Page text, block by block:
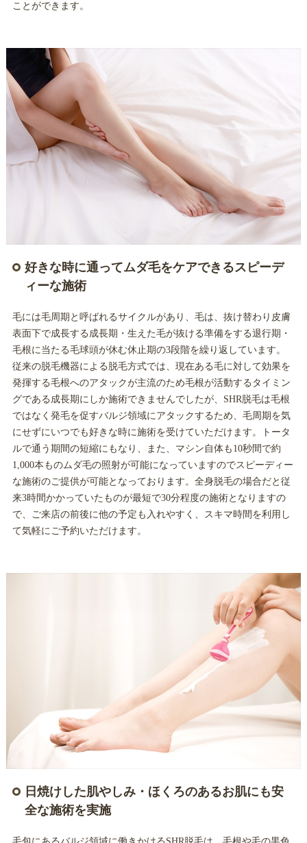
ことができます。
好きな時に通ってムダ毛をケアできるスピーデ
ィーな施術
毛には毛周期と呼ばれるサイクルがあり、毛は、抜け替わり皮膚
表面下で成長する成長期・生えた毛が抜ける準備をする退行期・
毛根に当たる毛球頭が休む休止期の3段階を繰り返しています。
従来の脱毛機器による脱毛方式では、現在ある毛に対して効果を
発揮する毛根へのアタックが主流のため毛根が活動するタイミン
グである成長期にしか施術できませんでしたが、SHR脱毛は毛根
ではなく発毛を促すバルジ領域にアタックするため、毛周期を気
にせずにいつでも好きな時に施術を受けていただけます。トータ
ルで通う期間の短縮にもなり、また、マシン自体も10秒間で約
1,000本ものムダ毛の照射が可能になっていますのでスピーディー
な施術のご提供が可能となっております。全身脱毛の場合だと従
来3時間かかっていたものが最短で30分程度の施術となりますの
で、ご来店の前後に他の予定も入れやすく、スキマ時間を利用し
て気軽にご予約いただけます。
日焼けした肌やしみ・ほくろのあるお肌にも安
全な施術を実施